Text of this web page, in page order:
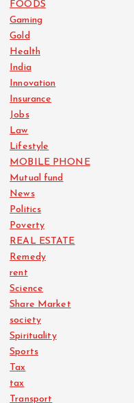
FOODS
Gaming
Gold
Health
India
Innovation
Insurance
Jobs
Law
Lifestyle
MOBILE PHONE
Mutual fund
News
Politics
Poverty
REAL ESTATE
Remedy
rent
Science
Share Market
society
Spirituality
Sports
Tax
tax
Transport